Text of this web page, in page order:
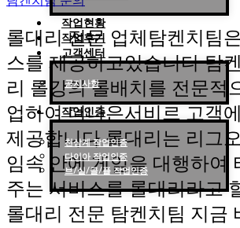
작업현황
작업후기
고객센터
공지사항
작업인증
천상계 작업인증
다이아 작업인증
브/실/골/플 작업인증
롤대리 전문 업체탐켄치팀
스를 제공하고있습니다 탐
리 롤강의 롤배치를 전문적
업하여 더나은서비르 고객
제공합니다 롤대리는 리그
임속 안에 게임을 대행하여
주는 서비스를 롤대리라고
롤대리 전문 탐켄치팀 지금